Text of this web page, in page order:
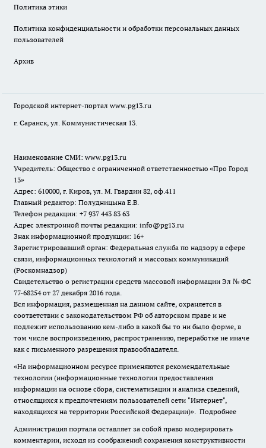
Политика этики
Политика конфиденциальности и обработки персональных данных
пользователей
Архив
Городской интернет-портал www.pg13.ru
г. Саранск, ул. Коммунистическая 13.
Наименование СМИ: www.pg13.ru
Учредитель: Общество с ограниченной ответственностью «Про Город
13»
Адрес: 610000, г. Киров, ул. М. Гвардии 82, оф.411
Главный редактор: Полудницына Е.В.
Телефон редакции: +7 937 443 83 63
Адрес электронной почты редакции: info@pg13.ru
Знак информационной продукции: 16+
Зарегистрировавший орган: Федеральная служба по надзору в сфере
связи, информационных технологий и массовых коммуникаций
(Роскомнадзор)
Свидетельство о регистрации средств массовой информации Эл № ФС
77-68254 от 27 декабря 2016 года.
Вся информация, размещенная на данном сайте, охраняется в
соответствии с законодательством РФ об авторском праве и не
подлежит использованию кем-либо в какой бы то ни было форме, в
том числе воспроизведению, распространению, переработке не иначе
как с письменного разрешения правообладателя.
«На информационном ресурсе применяются рекомендательные
технологии (информационные технологии предоставления
информации на основе сбора, систематизации и анализа сведений,
относящихся к предпочтениям пользователей сети "Интернет",
находящихся на территории Российской Федерации)». Подробнее
Администрация портала оставляет за собой право модерировать
комментарии, исходя из соображений сохранения конструктивности